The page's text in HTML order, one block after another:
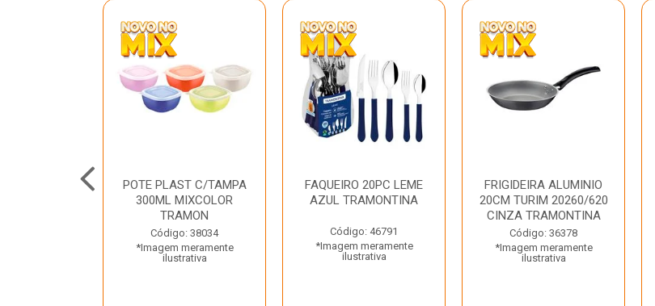
POTE PLAST C/TAMPA
300ML MIXCOLOR
TRAMON
Código: 38034
*Imagem meramente
ilustrativa
FAQUEIRO 20PC LEME
AZUL TRAMONTINA
Código: 46791
*Imagem meramente
ilustrativa
FRIGIDEIRA ALUMINIO
20CM TURIM 20260/620
CINZA TRAMONTINA
Código: 36378
*Imagem meramente
ilustrativa